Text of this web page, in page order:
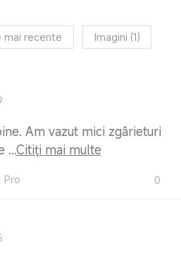
mai recente Imagini (1)
Am vazut mici zgârieturi
...Citiți mai multe
Pro 0